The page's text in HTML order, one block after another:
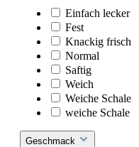
Einfach lecker
Fest
Knackig frisch
Normal
Saftig
Weich
Weiche Schale
weiche Schale
Geschmack